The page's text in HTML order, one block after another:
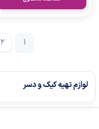
1
2
لوازم تهیه کیک و دسر